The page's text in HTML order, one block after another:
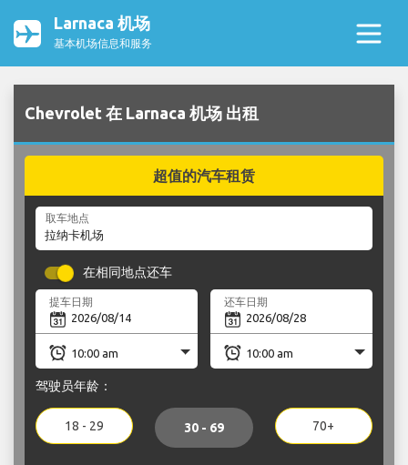
Larnaca 机场
基本机场信息和服务
Chevrolet 在 Larnaca 机场 出租
超值的汽车租赁
取车地点
在相同地点还车
提车日期 还车日期
驾驶员年龄：
18 - 29 30 - 69 70+